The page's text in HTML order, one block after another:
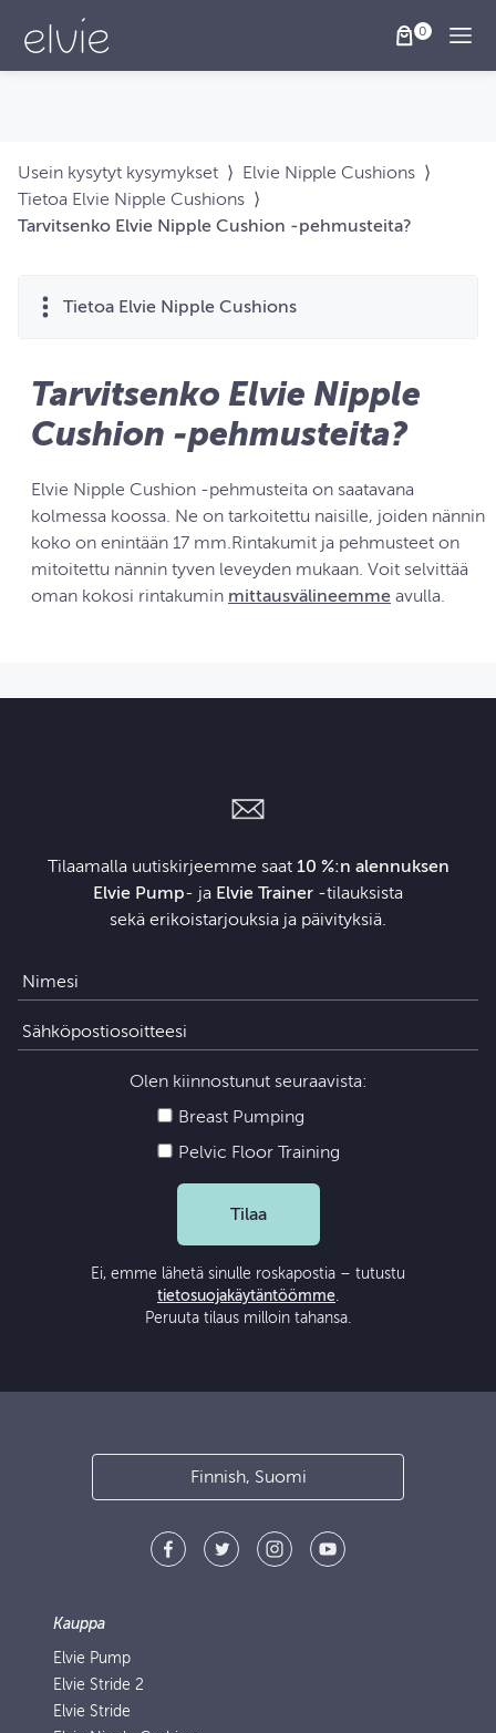
Usein kysytyt kysymykset ⟩ Elvie Nipple Cushions ⟩
Tietoa Elvie Nipple Cushions ⟩
Tarvitsenko Elvie Nipple Cushion ‑pehmusteita?
Tietoa Elvie Nipple Cushions
Tarvitsenko Elvie Nipple
Cushion ‑pehmusteita?
Elvie Nipple Cushion ‑pehmusteita on saatavana
kolmessa koossa. Ne on tarkoitettu naisille, joiden nännin
koko on enintään 17 mm.Rintakumit ja pehmusteet on
mitoitettu nännin tyven leveyden mukaan. Voit selvittää
oman kokosi rintakumin mittausvälineemme avulla.
Tilaamalla uutiskirjeemme saat 10 %:n alennuksen
Elvie Pump- ja Elvie Trainer ‑tilauksista
sekä erikoistarjouksia ja päivityksiä.
Olen kiinnostunut seuraavista:
Breast Pumping
Pelvic Floor Training
Tilaa
Ei, emme lähetä sinulle roskapostia – tutustu
tietosuojakäytäntöömme.
Peruuta tilaus milloin tahansa.
Finnish, Suomi
Kauppa
Elvie Pump
Elvie Stride 2
Elvie Stride